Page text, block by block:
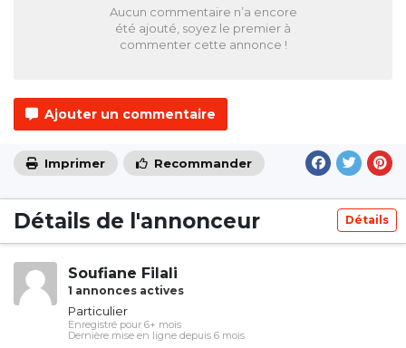
Aucun commentaire n’a encore
été ajouté, soyez le premier à
commenter cette annonce !
Ajouter un commentaire
Imprimer Recommander
Détails de l'annonceur Détails
Soufiane Filali
1 annonces actives
Particulier
Enregistré pour 6+ mois
Dernière mise en ligne depuis 6 mois